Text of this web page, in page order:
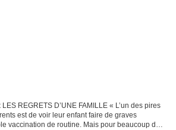
REGRETS D’UNE FAMILLE « L’un des pires
est de voir leur enfant faire de graves
vaccination de routine. Mais pour beaucoup de